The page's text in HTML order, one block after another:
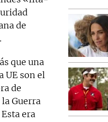
de
que una
UE son el
de
Guerra
era